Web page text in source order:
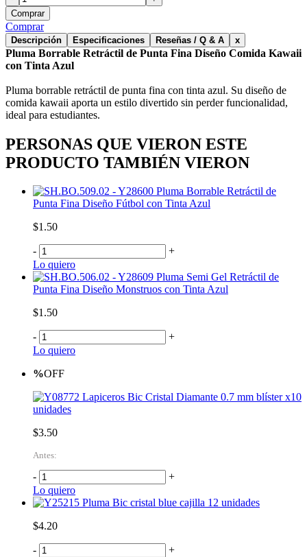
Comprar
Comprar
Descripción Especificaciones Reseñas / Q & A x
Pluma Borrable Retráctil de Punta Fina Diseño Comida Kawaii
con Tinta Azul
Pluma borrable retráctil de punta fina con tinta azul. Su diseño de
comida kawaii aporta un estilo divertido sin perder funcionalidad,
ideal para estudiantes.
PERSONAS QUE VIERON ESTE
PRODUCTO TAMBIÉN VIERON
Pluma Borrable Retráctil de
Punta Fina Diseño Fútbol con Tinta Azul
$1.50
-
+
Lo quiero
Pluma Semi Gel Retráctil de
Punta Fina Diseño Monstruos con Tinta Azul
$1.50
-
+
Lo quiero
%OFF
Lapiceros Bic Cristal Diamante 0.7 mm blíster x10
unidades
$3.50
Antes:
-
+
Lo quiero
Pluma Bic cristal blue cajilla 12 unidades
$4.20
-
+